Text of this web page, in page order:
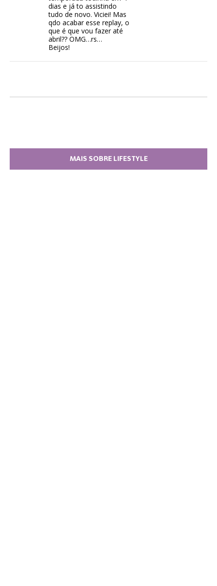
dias e já to assistindo
tudo de novo. Viciei! Mas
qdo acabar esse replay, o
que é que vou fazer até
abril?? OMG…rs…
Beijos!
MAIS SOBRE LIFESTYLE